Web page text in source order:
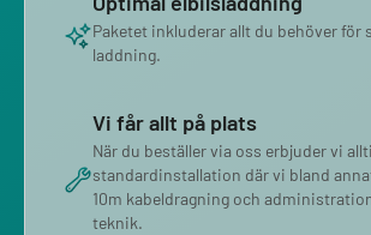
Paketet inkluderar allt du behöver för
laddning.
Vi får allt på plats
När du beställer via oss erbjuder vi
standardinstallation där vi bland
10m kabeldragning och
teknik.